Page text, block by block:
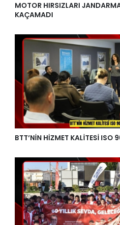
MOTOR HIRSIZLARI
KAÇAMADI
BTT’NİN HİZMET KALİTESİ ISO